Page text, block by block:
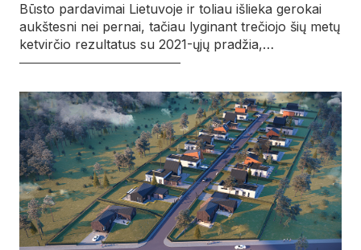
Būsto pardavimai Lietuvoje ir toliau išlieka gerokai
aukštesni nei pernai, tačiau lyginant trečiojo šių metų
ketvirčio rezultatus su 2021-ųjų pradžia,…